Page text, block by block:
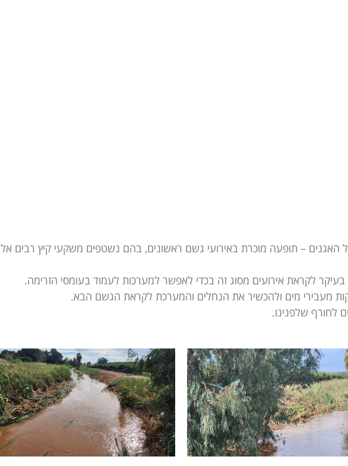
– תופעה מוכרת באירועי גשם ראשונים, בהם נשטפים משקעי קיץ רבים אל
בעיקר לקראת אירועים מסוג זה בכדי לאפשר למערכות לעמוד בעומסי הזרימה.
מעבירי מים ולהכשיר את הנחלים והמערכת לקראת הגשם הבא.
לחורף שלפנינו.